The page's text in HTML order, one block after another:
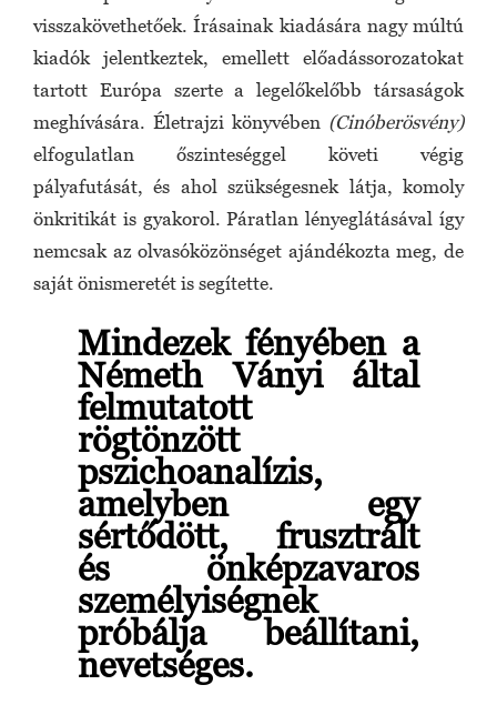
visszakövethetőek. Írásainak kiadására nagy múltú
kiadók jelentkeztek, emellett előadássorozatokat
tartott Európa szerte a legelőkelőbb társaságok
meghívására. Életrajzi könyvében (Cinóberösvény)
elfogulatlan őszinteséggel követi végig
pályafutását, és ahol szükségesnek látja, komoly
önkritikát is gyakorol. Páratlan lényeglátásával így
nemcsak az olvasóközönséget ajándékozta meg, de
saját önismeretét is segítette.
Mindezek fényében a
Németh Ványi által
felmutatott
rögtönzött
pszichoanalízis,
amelyben egy
sértődött, frusztrált
és önképzavaros
személyiségnek
próbálja beállítani,
nevetséges.